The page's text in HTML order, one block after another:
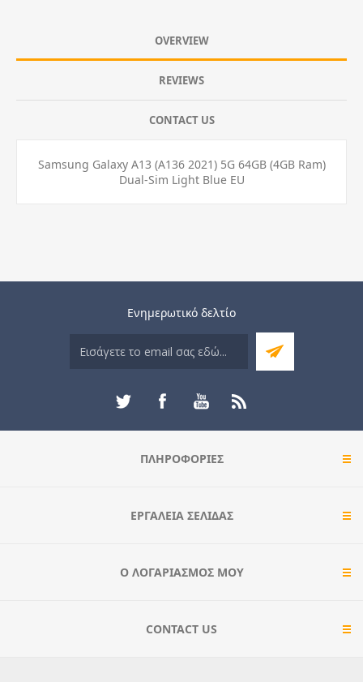
OVERVIEW
REVIEWS
CONTACT US
Samsung Galaxy A13 (A136 2021) 5G 64GB (4GB Ram)
Dual-Sim Light Blue EU
Ενημερωτικό δελτίο
ΠΛΗΡΟΦΟΡΊΕΣ
ΕΡΓΑΛΕΊΑ ΣΕΛΊΔΑΣ
Ο ΛΟΓΑΡΙΑΣΜΌΣ ΜΟΥ
CONTACT US